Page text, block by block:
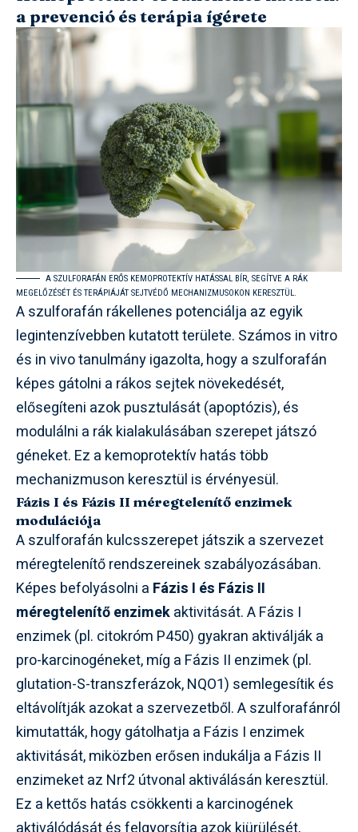
a prevenció és terápia ígérete
A SZULFORAFÁN ERŐS KEMOPROTEKTÍV HATÁSSAL BÍR, SEGÍTVE A RÁK
MEGELŐZÉSÉT ÉS TERÁPIÁJÁT SEJTVÉDŐ MECHANIZMUSOKON KERESZTÜL.
A szulforafán rákellenes potenciálja az egyik
legintenzívebben kutatott területe. Számos in vitro
és in vivo tanulmány igazolta, hogy a szulforafán
képes gátolni a rákos sejtek növekedését,
elősegíteni azok pusztulását (apoptózis), és
modulálni a rák kialakulásában szerepet játszó
géneket. Ez a kemoprotektív hatás több
mechanizmuson keresztül is érvényesül.
Fázis I és Fázis II méregtelenítő enzimek
modulációja
A szulforafán kulcsszerepet játszik a szervezet
méregtelenítő rendszereinek szabályozásában.
Képes befolyásolni a Fázis I és Fázis II
méregtelenítő enzimekaktivitását. A Fázis I
enzimek (pl. citokróm P450) gyakran aktiválják a
pro-karcinogéneket, míg a Fázis II enzimek (pl.
glutation-S-transzferázok, NQO1) semlegesítik és
eltávolítják azokat a szervezetből. A szulforafánról
kimutatták, hogy gátolhatja a Fázis I enzimek
aktivitását, miközben erősen indukálja a Fázis II
enzimeket az Nrf2 útvonal aktiválásán keresztül.
Ez a kettős hatás csökkenti a karcinogének